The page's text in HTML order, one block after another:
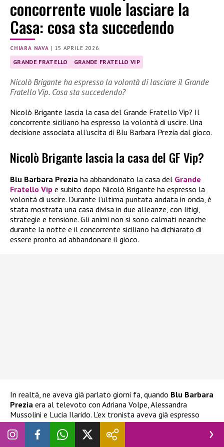
concorrente vuole lasciare la
Casa: cosa sta succedendo
CHIARA NAVA | 15 APRILE 2026
GRANDE FRATELLO GRANDE FRATELLO VIP
Nicolò Brigante ha espresso la volontà di lasciare il Grande
Fratello Vip. Cosa sta succedendo?
Nicolò Brigante lascia la casa del Grande Fratello Vip? Il
concorrente siciliano ha espresso la volontà di uscire. Una
decisione associata all’uscita di Blu Barbara Prezia dal gioco.
Nicolò Brigante lascia la casa del GF Vip?
Blu Barbara Prezia ha abbandonato la casa del Grande
Fratello Vip e subito dopo Nicolò Brigante ha espresso la
volontà di uscire. Durante l’ultima puntata andata in onda, è
stata mostrata una casa divisa in due alleanze, con litigi,
strategie e tensione. Gli animi non si sono calmati neanche
durante la notte e il concorrente siciliano ha dichiarato di
essere pronto ad abbandonare il gioco.
In realtà, ne aveva già parlato giorni fa, quando Blu Barbara
Prezia era al televoto con Adriana Volpe, Alessandra
Mussolini e Lucia Ilarido. L’ex tronista aveva già espresso
l’intenzione di ritirarsinel caso Blu fosse stata eliminata.
Ha espresso la stessa decisione anche alla stessa Prezia, che